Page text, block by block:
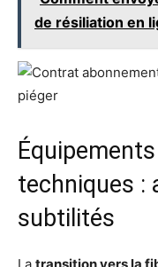
de résiliation en
techniques :
subtilités